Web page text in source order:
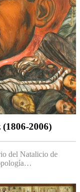
2006)
del Natalicio de